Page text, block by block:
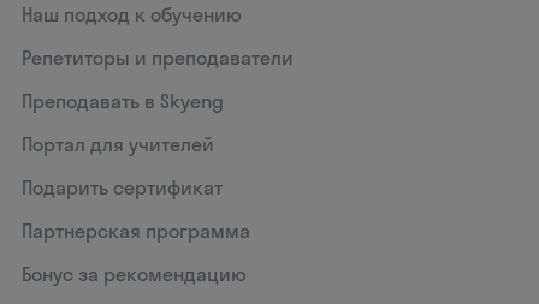
Наш подход к обучению
Репетиторы и преподаватели
Преподавать в Skyeng
Портал для учителей
Подарить сертификат
Партнерская программа
Бонус за рекомендацию